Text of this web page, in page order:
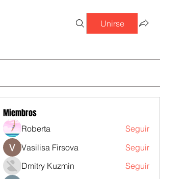
Unirse
Miembros
Roberta
Seguir
Vasilisa Firsova
Seguir
Dmitry Kuzmin
Seguir